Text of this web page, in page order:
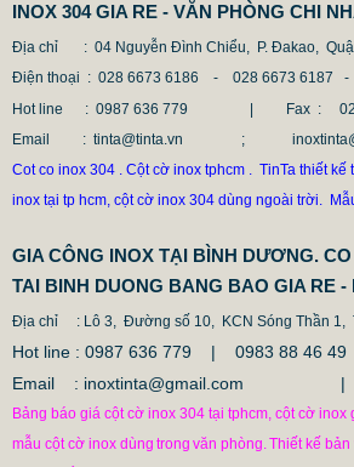
INOX 304 GIA RE - VĂN PHÒNG CHI
Địa chỉ
: 04 Nguyễn Đình Chiểu, P. Đakao,
Điện thoại : 028 6673 6186 - 028 6673 6187 -
Hot line
: 0987 636 779 | Fax :
Email
: tinta@tinta.vn ;
Cot co inox 304 . Cột cờ inox tphcm . TinTa thiết kế
inox tại tp hcm, cột cờ inox 304 dùng ngoài trời.
GIA CÔNG INOX TẠI BÌNH DƯƠNG.
TAI BINH DUONG BANG BAO GIA RE
Địa chỉ : Lô 3, Đường số 10, KCN Sóng Thần 1,
Hot line : 0987 636 779 | 0983 88 46
Email :
Bảng báo giá cột cờ inox 304 tại tphcm, cột cờ
mẫu cột cờ inox dùng trong văn phòng.Thiết kế